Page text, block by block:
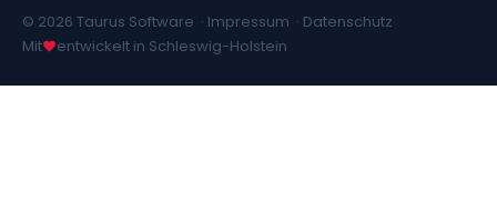
© 2026 Taurus Software · Impressum · Datenschutz
Mit
entwickelt in Schleswig-Holstein